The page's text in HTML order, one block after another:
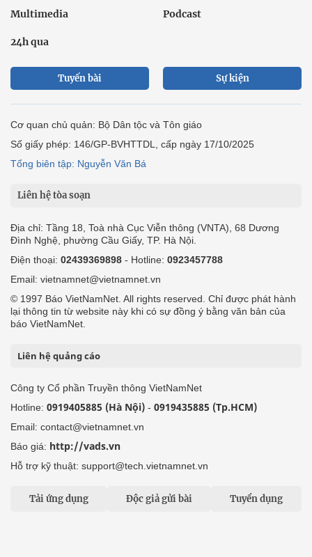
Multimedia Podcast
24h qua
Tuyến bài Sự kiện
Cơ quan chủ quản: Bộ Dân tộc và Tôn giáo
Số giấy phép: 146/GP-BVHTTDL, cấp ngày 17/10/2025
Tổng biên tập: Nguyễn Văn Bá
Liên hệ tòa soạn
Địa chỉ: Tầng 18, Toà nhà Cục Viễn thông (VNTA), 68 Dương
Đình Nghệ, phường Cầu Giấy, TP. Hà Nội.
Điện thoại: 02439369898 - Hotline: 0923457788
Email: vietnamnet@vietnamnet.vn
© 1997 Báo VietNamNet. All rights reserved. Chỉ được phát hành
lại thông tin từ website này khi có sự đồng ý bằng văn bản của
báo VietNamNet.
Liên hệ quảng cáo
Công ty Cổ phần Truyền thông VietNamNet
Hotline: 0919405885 (Hà Nội) - 0919435885 (Tp.HCM)
Email: contact@vietnamnet.vn
Báo giá: http://vads.vn
Hỗ trợ kỹ thuật: support@tech.vietnamnet.vn
Tải ứng dụng Độc giả gửi bài Tuyển dụng